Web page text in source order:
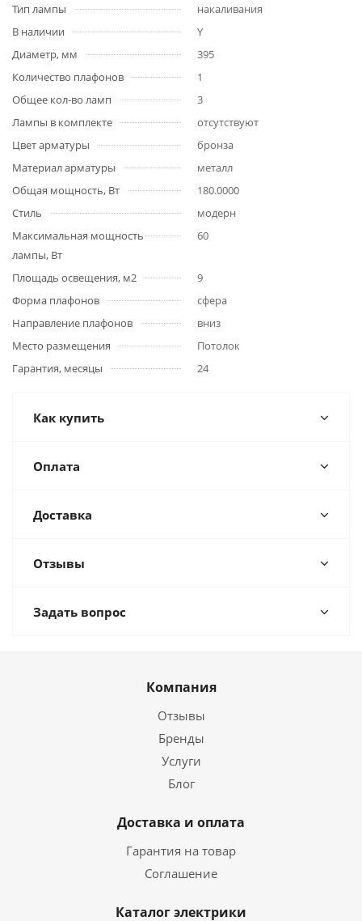
Тип лампы
накаливания
В наличии
Y
Диаметр, мм
395
Количество плафонов
1
Общее кол-во ламп
3
Лампы в комплекте
отсутствуют
Цвет арматуры
бронза
Материал арматуры
металл
Общая мощность, Вт
180.0000
Стиль
модерн
Максимальная мощность
лампы, Вт
60
Площадь освещения, м2
9
Форма плафонов
сфера
Направление плафонов
вниз
Место размещения
Потолок
Гарантия, месяцы
24
Как купить
Оплата
Доставка
Отзывы
Задать вопрос
Компания
Отзывы
Бренды
Услуги
Блог
Доставка и оплата
Гарантия на товар
Соглашение
Каталог электрики